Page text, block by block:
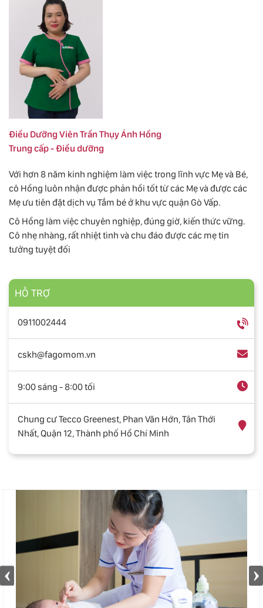
Điều Dưỡng Viên Trần Thụy Ánh Hồng
Trung cấp - Điều dưỡng
Với hơn 8 năm kinh nghiệm làm việc trong lĩnh vực Mẹ và Bé,
cô Hồng luôn nhận được phản hồi tốt từ các Mẹ và được các
Mẹ ưu tiên đặt dịch vụ Tắm bé ở khu vực quận Gò Vấp.
Cô Hồng làm việc chuyên nghiệp, đúng giờ, kiến thức vững.
Cô nhẹ nhàng, rất nhiệt tình và chu đáo được các mẹ tin
tưởng tuyệt đối
HỖ TRỢ
0911002444
cskh@fagomom.vn
9:00 sáng - 8:00 tối
Chung cư Tecco Greenest, Phan Văn Hớn, Tân Thới
Nhất, Quận 12, Thành phố Hồ Chí Minh